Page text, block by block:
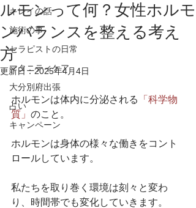
キレイの話
施術の事
セラピストの日常
マタニティケア
大分別府出張
占い
キャンペーン
ルモンって何？女性ホルモ
ンバランスを整える考え
方
更新日：2025年4月4日
ホルモンは体内に分泌される
「科学物
質」 のこと。
ホルモンは身体の様々な働きをコント
ロールしています。
私たちを取り巻く環境は刻々と変わ
り、時間帯でも変化していきます。